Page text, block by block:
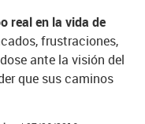
real en la vida de
frustraciones,
ante la visión del
que sus caminos